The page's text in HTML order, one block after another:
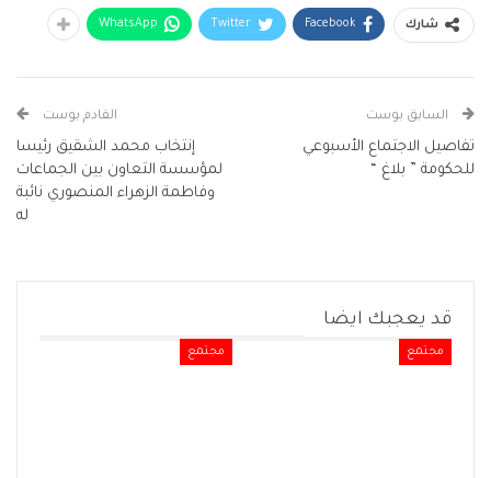
شارك Facebook
Twitter
WhatsApp
السابق بوست
تفاصيل الاجتماع الأسبوعي
للحكومة ” بلاغ “
القادم بوست
إنتخاب محمد الشقيق رئيسا
لمؤسسة التعاون بين الجماعات
وفاطمة الزهراء المنصوري نائبة
له
قد يعجبك ايضا
مجتمع مجتمع